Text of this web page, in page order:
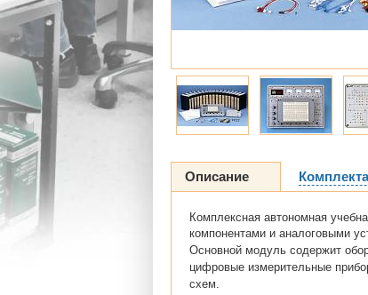
Описание
Комплексная автономная
компонентами и аналоговыми
Основной модуль содержит
цифровые измерительные
схем.